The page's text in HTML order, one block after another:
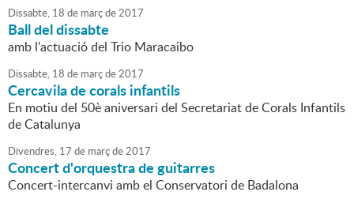
Dissabte, 18 de marçde2017
Ball del dissabte
amb l'actuació del Trio Maracaibo
Dissabte, 18 de marçde2017
Cercavila de corals infantils
En motiu del 50è aniversari del Secretariat de Corals Infantils
de Catalunya
Divendres, 17 de marçde2017
Concert d'orquestra de guitarres
Concert-intercanvi amb el Conservatori de Badalona